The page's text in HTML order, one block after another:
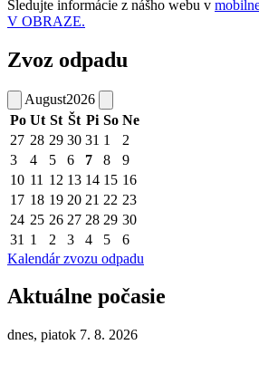
Sledujte informácie z nášho webu v
V OBRAZE.
Zvoz odpadu
August2026
Po Ut St Št Pi So Ne
27 28 29 30 31 1
2
3
4 5 6 7 8
9
10 11 12 13 14 15 16
17 18 19 20 21 22 23
24 25 26 27 28 29 30
31 1 2 3 4 5
6
Kalendár zvozu odpadu
Aktuálne počasie
dnes, piatok 7. 8. 2026